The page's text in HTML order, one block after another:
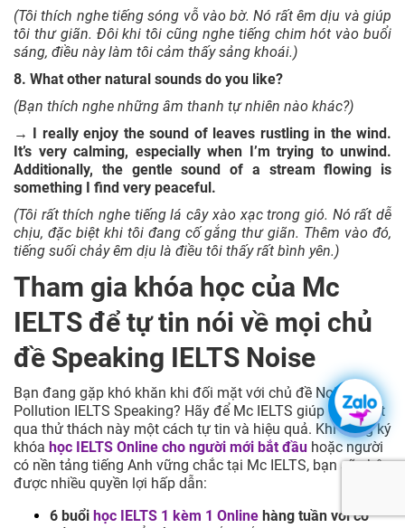
36 To bark Verb Sủa to
37 To rumble Verb
Âm thanh
(Tôi thích nghe tiếng sóng vỗ vào bờ. Nó rất êm dịu và giúp
tôi thư giãn. Đôi khi tôi cũng nghe tiếng chim hót vào buổi
sáng, điều này làm tôi cảm thấy sảng khoái.)
8. What other natural sounds do you like?
(Bạn thích nghe những âm thanh tự nhiên nào khác?)
→ I really enjoy the sound of leaves rustling in the wind.
It’s very calming, especially when I’m trying to unwind.
Additionally, the gentle sound of a stream flowing is
something I find very peaceful.
(Tôi rất thích nghe tiếng lá cây xào xạc trong gió. Nó rất dễ
chịu, đặc biệt khi tôi đang cố gắng thư giãn. Thêm vào đó,
tiếng suối chảy êm dịu là điều tôi thấy rất bình yên.)
Tham gia khóa học của Mc
IELTS để tự tin nói về mọi chủ
đề Speaking IELTS Noise
Bạn đang gặp khó khăn khi đối mặt với chủ đề Noise
Pollution IELTS Speaking? Hãy để Mc IELTS giúp bạn vượt
qua thử thách này một cách tự tin và hiệu quả. Khi đăng ký
khóa học IELTS Online cho người mới bắt đầu hoặc người
có nền tảng tiếng Anh vững chắc tại Mc IELTS, bạn sẽ nhận
được nhiều quyền lợi hấp dẫn:
6 buổi học IELTS 1 kèm 1 Online hàng tuần với cố